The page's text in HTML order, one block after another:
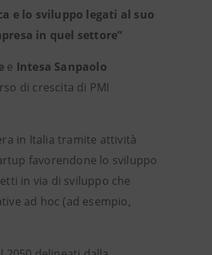
e lo sviluppo legati al suo
in quel settore”
e Intesa Sanpaolo
di crescita di PMI
in Italia tramite attività
favorendone lo sviluppo
in via di sviluppo che
ad hoc (ad esempio,